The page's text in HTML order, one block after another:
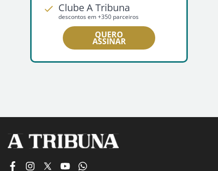
Clube A Tribuna
descontos em +350 parceiros
QUERO
ASSINAR